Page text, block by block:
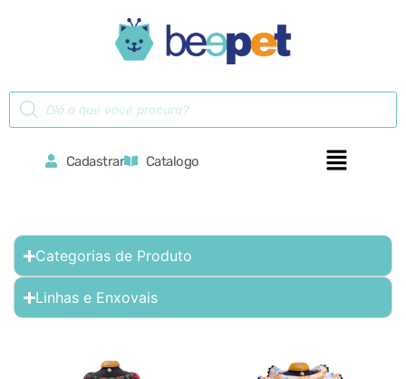
Cadastrar Catalogo
Categorias de Produto
Linhas e Enxovais